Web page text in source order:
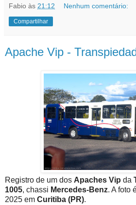
Fabio às 21:12 Nenhum comentário:
Compartilhar
Apache Vip -
Registro de um dos Apaches Vip da
1005, chassi Mercedes-Benz. A foto
2025 em Curitiba (PR).